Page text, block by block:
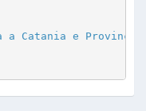
a Catania e